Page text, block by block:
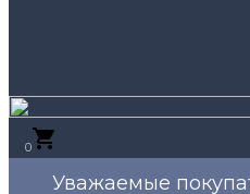
0
Уважаемые